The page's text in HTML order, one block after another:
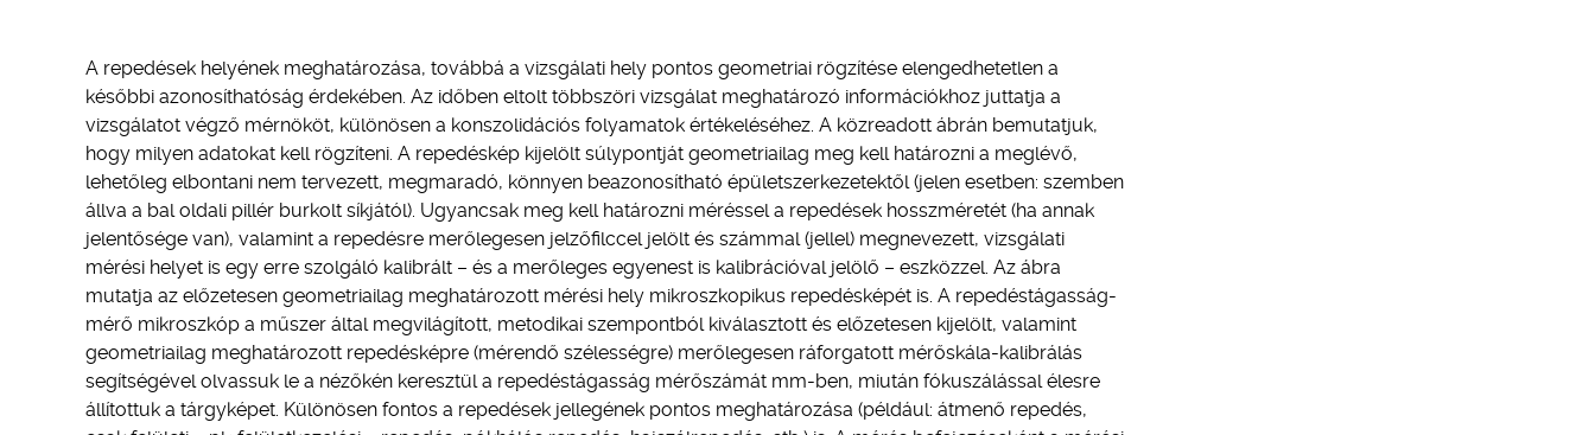
A repedések helyének meghatározása, továbbá a vizsgálati hely pontos geometriai rögzítése elengedhetetlen a
későbbi azonosíthatóság érdekében. Az időben eltolt többszöri vizsgálat meghatározó információkhoz juttatja a
vizsgálatot végző mérnököt, különösen a konszolidációs folyamatok értékeléséhez. A közreadott ábrán bemutatjuk,
hogy milyen adatokat kell rögzíteni. A repedéskép kijelölt súlypontját geometriailag meg kell határozni a meglévő,
lehetőleg elbontani nem tervezett, megmaradó, könnyen beazonosítható épületszerkezetektől (jelen esetben: szemben
állva a bal oldali pillér burkolt síkjától). Ugyancsak meg kell határozni méréssel a repedések hosszméretét (ha annak
jelentősége van), valamint a repedésre merőlegesen jelzőfilccel jelölt és számmal (jellel) megnevezett, vizsgálati
mérési helyet is egy erre szolgáló kalibrált – és a merőleges egyenest is kalibrációval jelölő – eszközzel. Az ábra
mutatja az előzetesen geometriailag meghatározott mérési hely mikroszkopikus repedésképét is. A repedéstágasság-
mérő mikroszkóp a műszer által megvilágított, metodikai szempontból kiválasztott és előzetesen kijelölt, valamint
geometriailag meghatározott repedésképre (mérendő szélességre) merőlegesen ráforgatott mérőskála-kalibrálás
segítségével olvassuk le a nézőkén keresztül a repedéstágasság mérőszámát mm-ben, miután fókuszálással élesre
állítottuk a tárgyképet. Különösen fontos a repedések jellegének pontos meghatározása (például: átmenő repedés,